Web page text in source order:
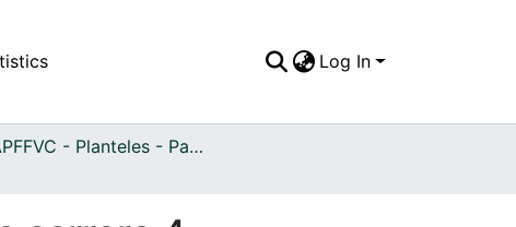
Log In
APFFVC - Planteles - Patrimonial